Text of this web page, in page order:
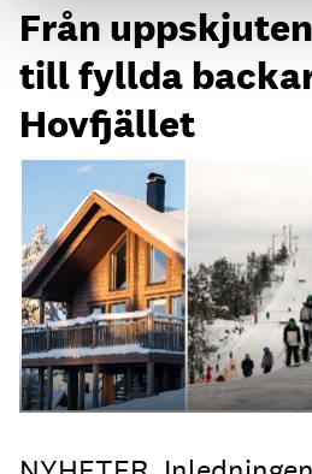
Från
till fyllda
Hovfjället
FOTO: Ludwig Sörberg Awaremedia